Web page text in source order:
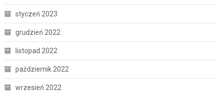
styczeń 2023
grudzień 2022
listopad 2022
październik 2022
wrzesień 2022